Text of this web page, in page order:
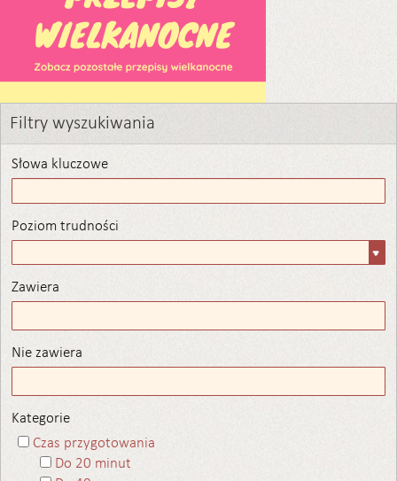
Filtry wyszukiwania
Słowa kluczowe
Poziom trudności
trudności
Zawiera
Nie zawiera
Kategorie
Czas przygotowania
Do 20 minut